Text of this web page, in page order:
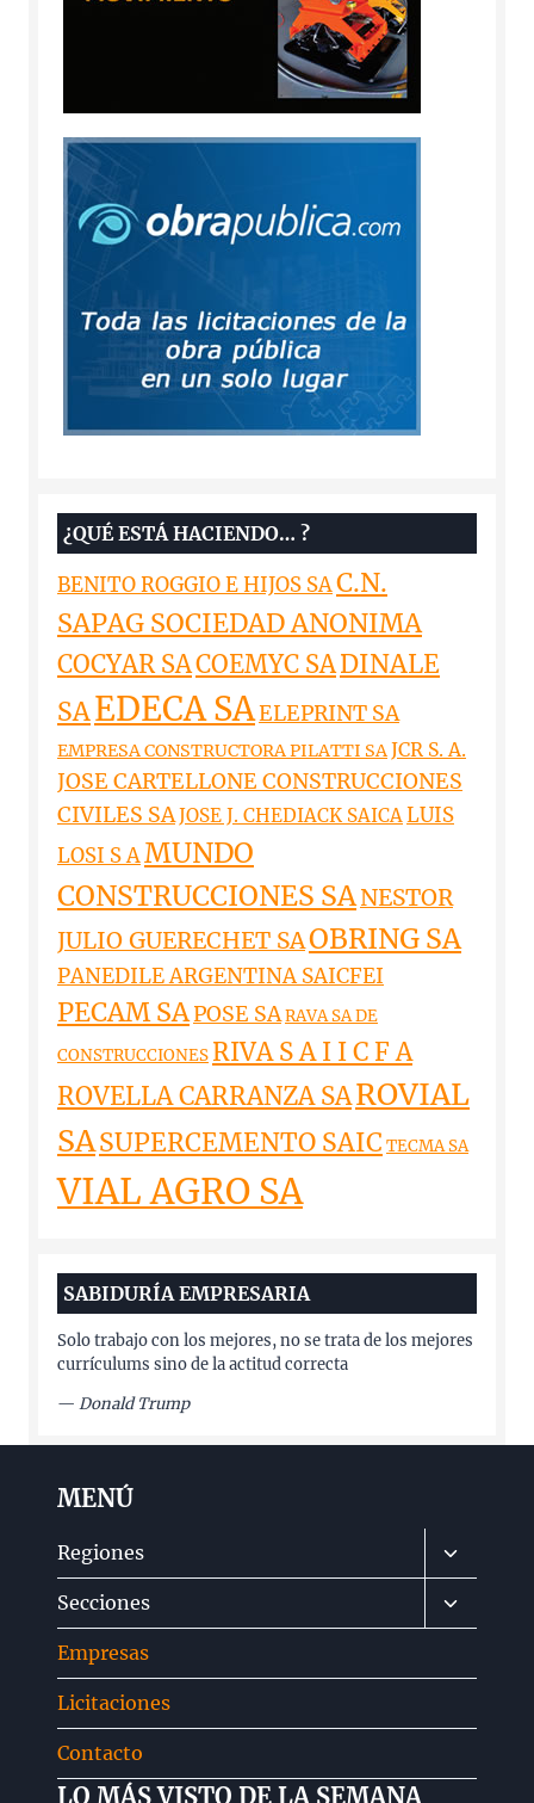
¿QUÉ ESTÁ HACIENDO… ?
BENITO ROGGIO E HIJOS SAC.N.
SAPAG SOCIEDAD ANONIMA
COCYAR SACOEMYC SADINALE
SAEDECA SAELEPRINT SA
EMPRESA CONSTRUCTORA PILATTI SAJCR S. A.
JOSE CARTELLONE CONSTRUCCIONES
CIVILES SAJOSE J. CHEDIACK SAICALUIS
LOSI S AMUNDO
CONSTRUCCIONES SANESTOR
JULIO GUERECHET SAOBRING SA
PANEDILE ARGENTINA SAICFEI
PECAM SAPOSE SARAVA SA DE
CONSTRUCCIONES RIVA S A I I C F A
ROVELLA CARRANZA SAROVIAL
SASUPERCEMENTO SAIC TECMA SA
VIAL AGRO SA
SABIDURÍA EMPRESARIA
Solo trabajo con los mejores, no se trata de los mejores
currículums sino de la actitud correcta
— Donald Trump
MENÚ
Regiones
Alternar
menú
hijo
Secciones
Alternar
menú
Empresas
Licitaciones
Contacto
LO MÁS VISTO DE LA SEMANA